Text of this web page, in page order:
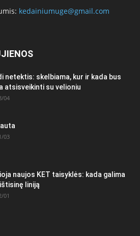
kedainiumuge@gmail.com
netektis: skelbiama, kur ir kada bus
atsisveikinti su velioniu
04
03
naujos KET taisyklės: kada galima
liniją
01